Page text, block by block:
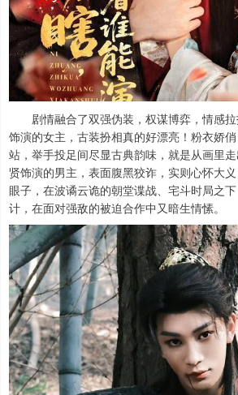
剧情融合了双强伪装，权谋博弈，情感拉
饰演的女主，古装扮相真的好漂亮！粉衣娇
站，举手投足间尽显古典韵味，就是从画里
贤饰演的男主，表面腹黑狡诈，实则心怀大
眼子，在波谲云诡的朝堂谍战、宅斗时局之
计，在面对强敌的被迫合作中又暗生情愫。